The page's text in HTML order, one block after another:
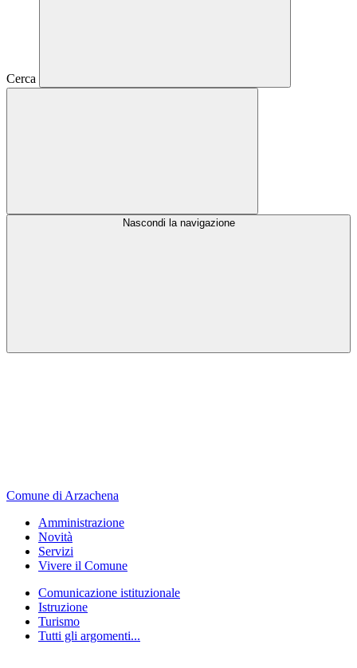
Cerca
Nascondi la navigazione
Comune di Arzachena
Amministrazione
Novità
Servizi
Vivere il Comune
Comunicazione istituzionale
Istruzione
Turismo
Tutti gli argomenti...